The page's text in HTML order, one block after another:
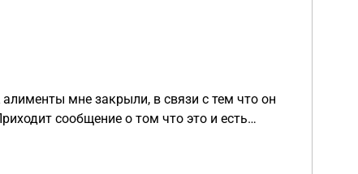
мне закрыли, в связи с тем что он
сообщение о том что это и есть